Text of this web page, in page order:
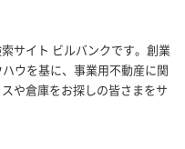
サイト ビルバンクです。創業
ウを基に、事業用不動産に関
や倉庫をお探しの皆さまをサ